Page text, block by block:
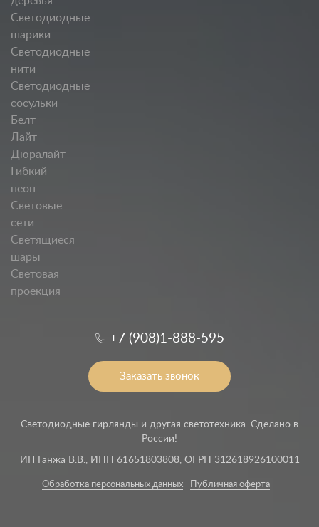
Светодиодные
шарики
Светодиодные
нити
Светодиодные
сосульки
Белт
Лайт
Дюралайт
Гибкий
неон
Световые
сети
Светящиеся
шары
Световая
проекция
+7 (908)1-888-595
Заказать звонок
Светодиодные гирлянды и другая светотехника. Сделано в
России!
ИП Ганжа В.В., ИНН 61651803808, ОГРН 312618926100011
Обработка персональных данных Публичная оферта